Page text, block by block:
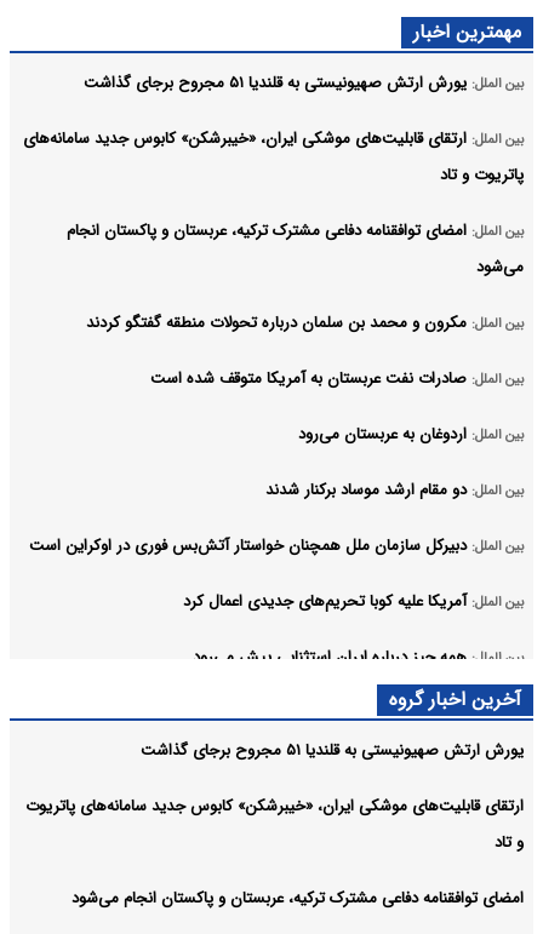
مهمترین اخبار
بین الملل: یورش ارتش صهیونیستی به قلندیا ۵۱ مجروح برجای گذاشت
بین الملل: ارتقای قابلیت‌های موشکی ایران، «خیبرشکن» کابوس جدید سامانه‌های
پاتریوت و تاد
بین الملل: امضای توافقنامه دفاعی مشترک ترکیه، عربستان و پاکستان انجام
می‌شود
بین الملل: مکرون و محمد بن سلمان درباره تحولات منطقه گفتگو کردند
بین الملل: صادرات نفت عربستان به آمریکا متوقف شده است
بین الملل: اردوغان به عربستان می‌رود
بین الملل: دو مقام ارشد موساد برکنار شدند
بین الملل: دبیرکل سازمان ملل همچنان خواستار آتش‌بس فوری در اوکراین است
بین الملل: آمریکا علیه کوبا تحریم‌های جدیدی اعمال کرد
بین الملل: همه چیز درباره ایران استثنایی پیش می‌رود
آخرین اخبار گروه
یورش ارتش صهیونیستی به قلندیا ۵۱ مجروح برجای گذاشت
ارتقای قابلیت‌های موشکی ایران، «خیبرشکن» کابوس جدید سامانه‌های پاتریوت
و تاد
امضای توافقنامه دفاعی مشترک ترکیه، عربستان و پاکستان انجام می‌شود